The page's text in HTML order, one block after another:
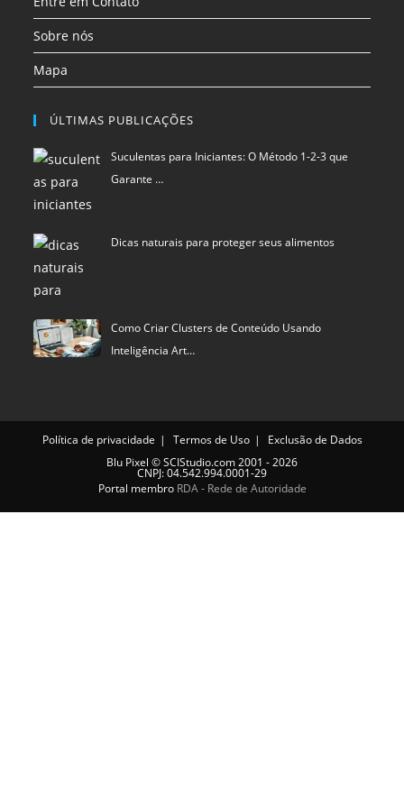
Sobre nós
Mapa
ÚLTIMAS PUBLICAÇÕES
Suculentas para Iniciantes: O Método 1-2-3 que
Garante …
Dicas naturais para proteger seus alimentos
Como Criar Clusters de Conteúdo Usando
Inteligência Art…
Política de privacidade Termos de Uso
Exclusão de Dados
Blu Pixel ©SCIStudio.com2001 - 2026
CNPJ: 04.542.994.0001-29
Portal membro RDA - Rede de Autoridade